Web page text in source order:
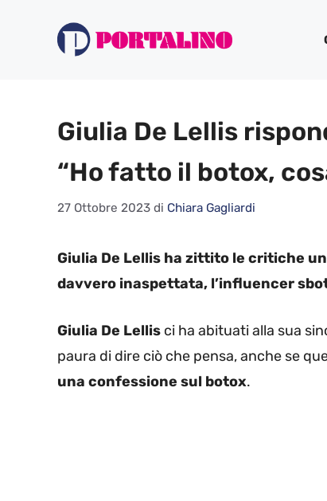
Giulia De Lellis
“Ho fatto il botox,
27 Ottobre 2023 di Chiara Gagliardi
Giulia De Lellis ha zittito le critiche
davvero inaspettata, l’influencer
Giulia De Lellis ci ha abituati alla sua
paura di dire ciò che pensa, anche se
una confessione sul botox.